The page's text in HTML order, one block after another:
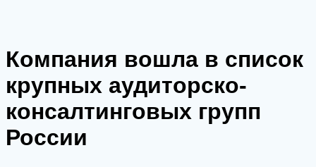
Компания вошла в список
крупных аудиторско-
консалтинговых групп
России